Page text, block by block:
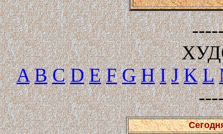
A B C D E F G H I J K L